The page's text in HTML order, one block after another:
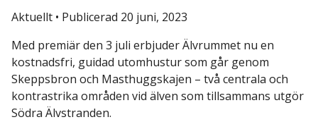
Aktuellt • Publicerad 20 juni, 2023
Med premiär den 3 juli erbjuder Älvrummet nu en
kostnadsfri, guidad utomhustur som går genom
Skeppsbron och Masthuggskajen – två centrala och
kontrastrika områden vid älven som tillsammans utgör
Södra Älvstranden.